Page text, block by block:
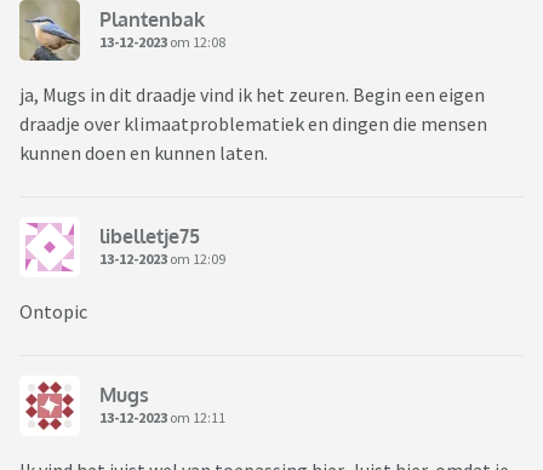
Plantenbak
13-12-2023 om 12:08
ja, Mugs in dit draadje vind ik het zeuren. Begin een eigen
draadje over klimaatproblematiek en dingen die mensen
kunnen doen en kunnen laten.
libelletje75
13-12-2023 om 12:09
Ontopic
Mugs
13-12-2023 om 12:11